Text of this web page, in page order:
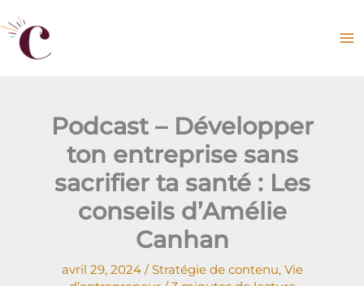
au
contenu
Podcast – Développer
ton entreprise sans
sacrifier ta santé : Les
conseils d’Amélie
Canhan
avril 29, 2024 /Stratégie de contenu, Vie